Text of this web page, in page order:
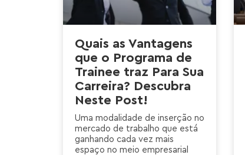
Quais as Vantagens
que o Programa de
Trainee traz Para Sua
Carreira? Descubra
Neste Post!
Uma modalidade de inserção no
mercado de trabalho que está
ganhando cada vez mais
espaço no meio empresarial